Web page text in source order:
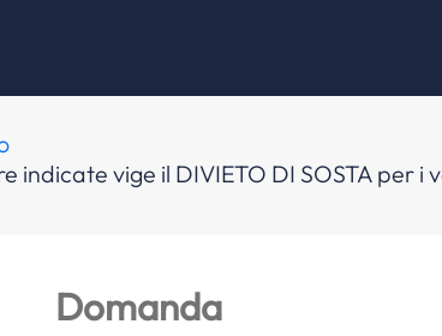
indicate vige il DIVIETO DI SOSTA per
Domanda